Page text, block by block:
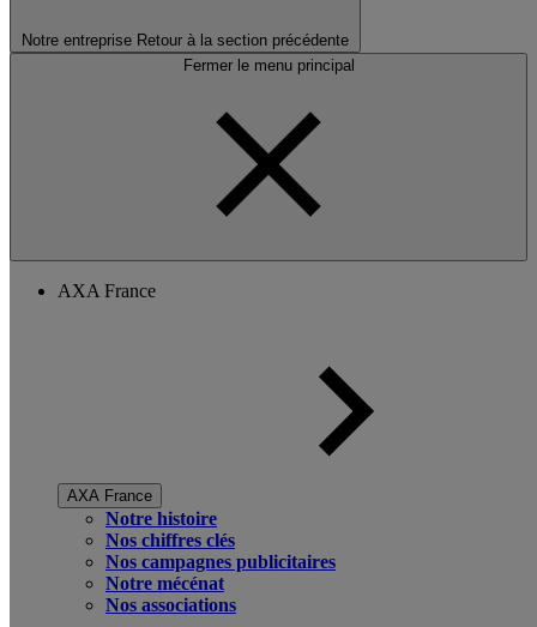
Notre entreprise Retour à la section précédente
Fermer le menu principal
AXA France
AXA France
Notre histoire
Nos chiffres clés
Nos campagnes publicitaires
Notre mécénat
Nos associations